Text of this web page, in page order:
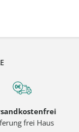
frei Haus